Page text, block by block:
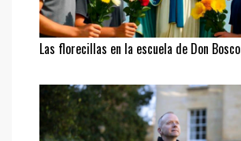
Las florecillas en la escuela de Don Bosco